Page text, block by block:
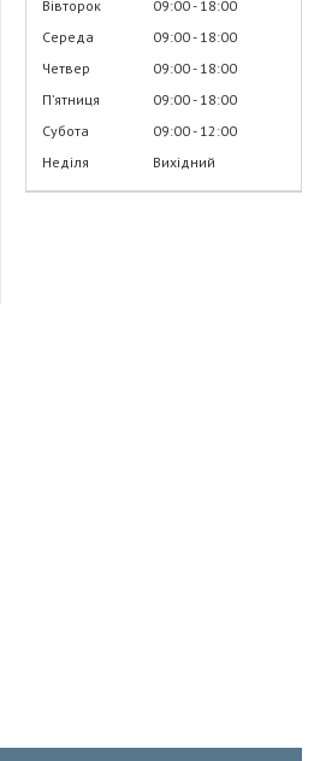
Вівторок
09:00 18:00
Середа
09:00 18:00
Четвер
09:00 18:00
Пʼятниця
09:00 18:00
Субота
09:00 12:00
Неділя
Вихідний